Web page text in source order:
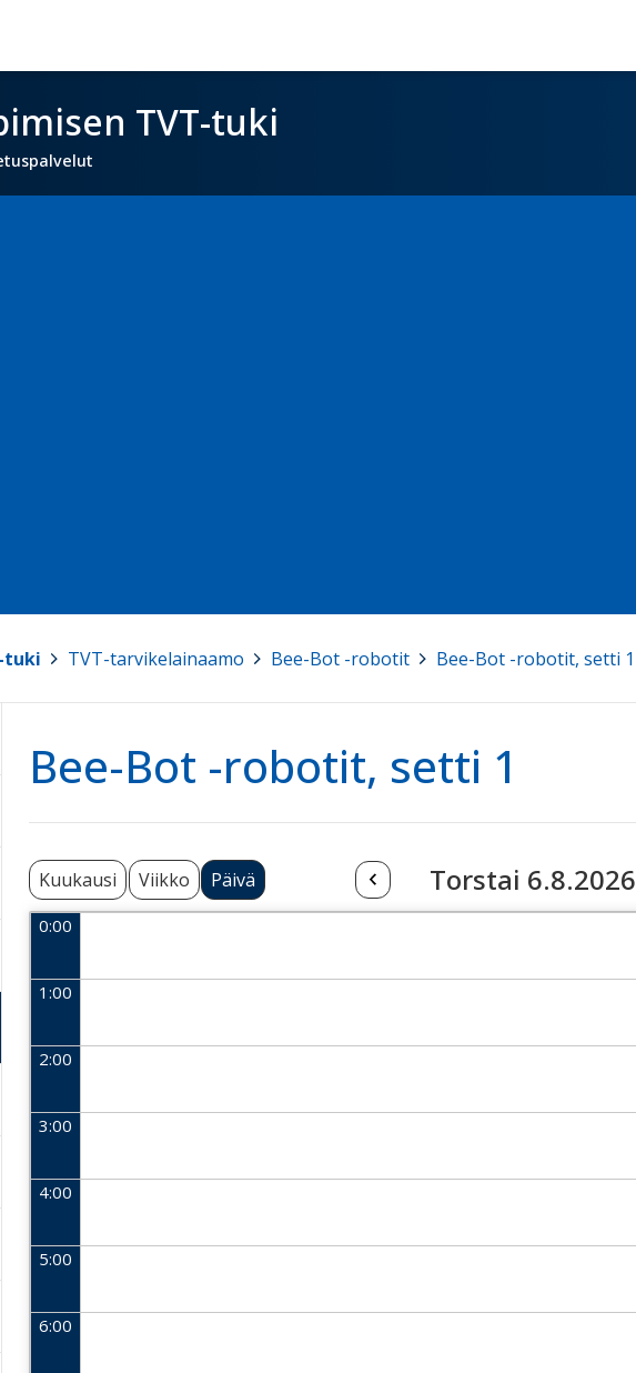
TVT-tuki
tuki TVT-tarvikelainaamo Bee-Bot -robotit Bee-Bot -robotit, setti 1
Bee-Bot -robotit, setti 1
Kuukausi Viikko Päivä Torstai 6.8.2026
0:00
1:00
2:00
3:00
4:00
5:00
6:00